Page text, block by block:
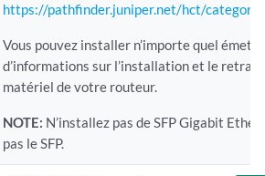
https://pathfinder.juniper.net/hct/
Vous pouvez installer n’importe quel
d’informations sur l’installation et le
matériel de votre routeur.
NOTE: N’installez pas de SFP Gigabit
pas le SFP.